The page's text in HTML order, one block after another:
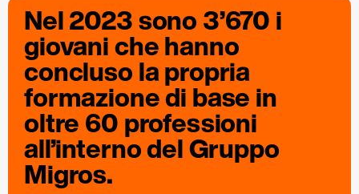
Nel 2023 sono 3’670 i
giovani che hanno
concluso la propria
formazione di base in
oltre 60 professioni
all’interno del Gruppo
Migros.